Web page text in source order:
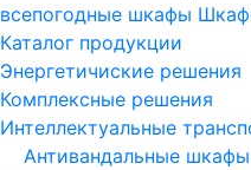
всепогодные шкафы
Каталог продукции
Энергетичиские решения
Комплексные решения
Интеллектуальные
Антивандальные